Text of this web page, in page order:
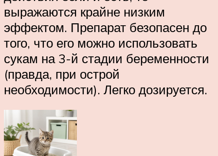
выражаются крайне низким
эффектом. Препарат безопасен до
того, что его можно использовать
сукам на 3-й стадии беременности
(правда, при острой
необходимости). Легко дозируется.